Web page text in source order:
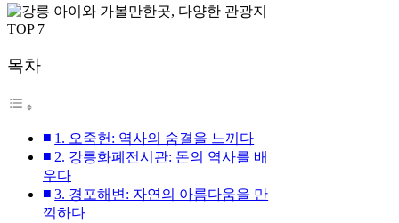
목차
1. 오죽헌: 역사의 숨결을 느끼다
2. 강릉화폐전시관: 돈의 역사를 배
우다
3. 경포해변: 자연의 아름다움을 만
끽하다